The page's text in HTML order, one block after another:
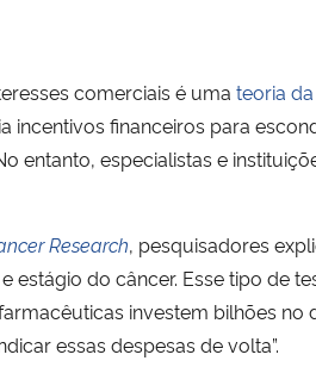
comerciais é uma teoria
financeiros para
entanto, especialistas e
Research, pesquisadores
do câncer. Esse tipo de
investem bilhões
essas despesas de volta”.